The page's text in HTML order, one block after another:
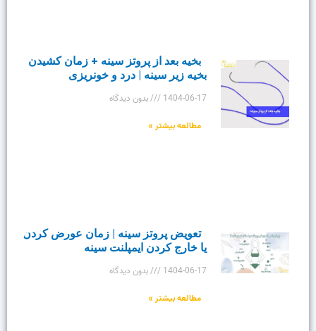
بخیه بعد از پروتز سینه + زمان کشیدن
بخیه زیر سینه | درد و خونریزی
1404-06-17
بدون دیدگاه
مطالعه بیشتر »
تعویض پروتز سینه | زمان عورض کردن
یا خارج کردن ایمپلنت سینه
1404-06-17
بدون دیدگاه
مطالعه بیشتر »